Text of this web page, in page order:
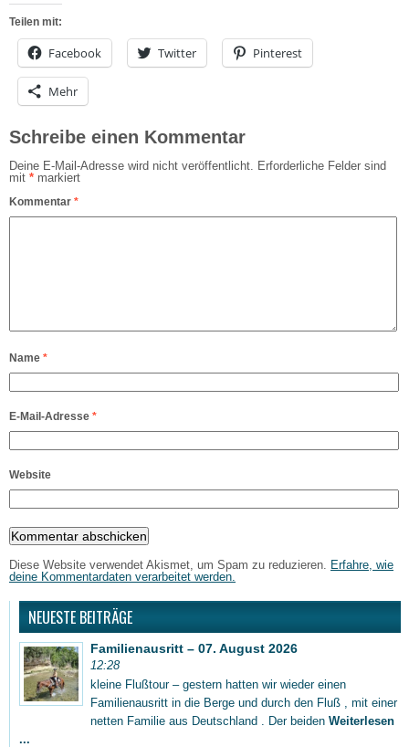
Teilen mit:
Facebook Twitter Pinterest
Mehr
Schreibe einen Kommentar
Deine E-Mail-Adresse wird nicht veröffentlicht. Erforderliche Felder sind
mit * markiert
Kommentar *
Name *
E-Mail-Adresse *
Website
Diese Website verwendet Akismet, um Spam zu reduzieren. Erfahre, wie
deine Kommentardaten verarbeitet werden.
NEUESTE BEITRÄGE
Familienausritt – 07. August 2026
12:28
kleine Flußtour – gestern hatten wir wieder einen
Familienausritt in die Berge und durch den Fluß , mit einer
netten Familie aus Deutschland . Der beiden Weiterlesen
...